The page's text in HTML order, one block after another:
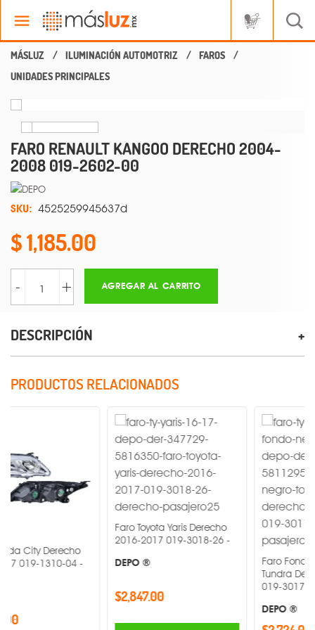
ILUMINACIÓN AUTOMOTRIZ
FAROS
UNIDADES PRINCIPALES
FARO RENAULT KANGOO DERECHO 2004-
2008 019-2602-00
SKU: 4525259945637d
1,185.00
- + AGREGAR AL CARRITO
DESCRIPCIÓN
PRODUCTOS RELACIONADOS
04 -
Faro Toyota Yaris Derecho
2016-2017 019-3018-26 -
DEPO ®
$2,847.00
Faro Fondo Negro
Tundra Derecho
019-3017-32 -